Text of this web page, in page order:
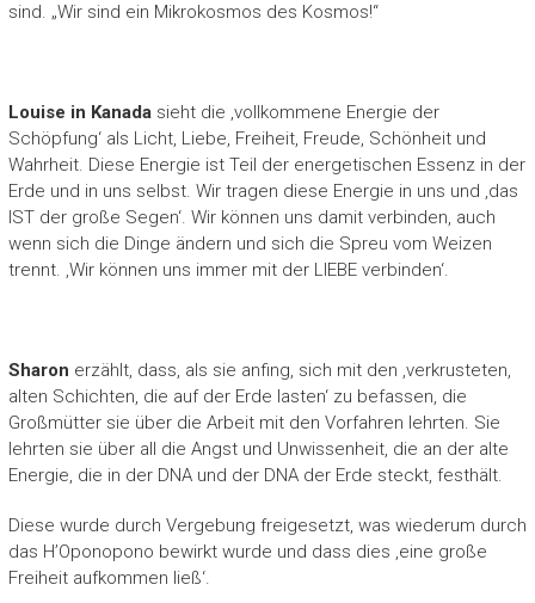
sind. „Wir sind ein Mikrokosmos des Kosmos!“
Louise in Kanadasieht die ‚vollkommene Energie der
Schöpfung‘ als Licht, Liebe, Freiheit, Freude, Schönheit und
Wahrheit. Diese Energie ist Teil der energetischen Essenz in der
Erde und in uns selbst. Wir tragen diese Energie in uns und ‚das
IST der große Segen‘. Wir können uns damit verbinden, auch
wenn sich die Dinge ändern und sich die Spreu vom Weizen
trennt. ‚Wir können uns immer mit der LIEBE verbinden‘.
Sharon erzählt, dass, als sie anfing, sich mit den ‚verkrusteten,
alten Schichten, die auf der Erde lasten‘ zu befassen, die
Großmütter sie über die Arbeit mit den Vorfahren lehrten. Sie
lehrten sie über all die Angst und Unwissenheit, die an der alte
Energie, die in der DNA und der DNA der Erde steckt, festhält.
Diese wurde durch Vergebung freigesetzt, was wiederum durch
das H’Oponopono bewirkt wurde und dass dies ‚eine große
Freiheit aufkommen ließ‘.